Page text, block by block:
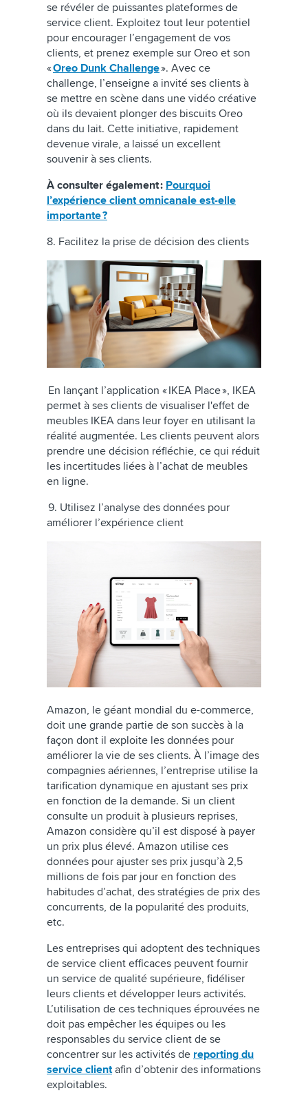
se révéler de puissantes plateformes de
service client. Exploitez tout leur potentiel
pour encourager l’engagement de vos
clients, et prenez exemple sur Oreo et son
«Oreo Dunk Challenge». Avec ce
challenge, l’enseigne a invité ses clients à
se mettre en scène dans une vidéo créative
où ils devaient plonger des biscuits Oreo
dans du lait. Cette initiative, rapidement
devenue virale, a laissé un excellent
souvenir à ses clients.
À consulter également: Pourquoi
l’expérience client omnicanale est-elle
importante ?
8. Facilitez la prise de décision des clients
En lançant l’application « IKEA Place », IKEA
permet à ses clients de visualiser l'effet de
meubles IKEA dans leur foyer en utilisant la
réalité augmentée. Les clients peuvent alors
prendre une décision réfléchie, ce qui réduit
les incertitudes liées à l’achat de meubles
en ligne.
9. Utilisez l’analyse des données pour
améliorer l’expérience client
Amazon, le géant mondial du e-commerce,
doit une grande partie de son succès à la
façon dont il exploite les données pour
améliorer la vie de ses clients. À l’image des
compagnies aériennes, l’entreprise utilise la
tarification dynamique en ajustant ses prix
en fonction de la demande. Si un client
consulte un produit à plusieurs reprises,
Amazon considère qu’il est disposé à payer
un prix plus élevé. Amazon utilise ces
données pour ajuster ses prix jusqu’à 2,5
millions de fois par jour en fonction des
habitudes d’achat, des stratégies de prix des
concurrents, de la popularité des produits,
etc.
Les entreprises qui adoptent des techniques
de service client efficaces peuvent fournir
un service de qualité supérieure, fidéliser
leurs clients et développer leurs activités.
L’utilisation de ces techniques éprouvées ne
doit pas empêcher les équipes ou les
responsables du service client de se
concentrer sur les activités de reporting du
service clientafin d’obtenir des informations
exploitables.